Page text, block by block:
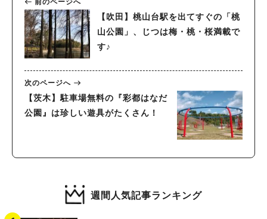
【吹田】桃山台駅を出てすぐの「桃
山公園」、じつは梅・桃・桜満載で
す♪
次のページへ
【茨木】駐車場無料の『彩都はなだ
公園』は珍しい遊具がたくさん！
週間人気記事ランキング